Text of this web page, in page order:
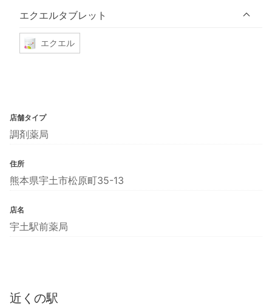
エクエルタブレット
エクエル
店舗タイプ
調剤薬局
住所
熊本県宇土市松原町35-13
店名
宇土駅前薬局
近くの駅